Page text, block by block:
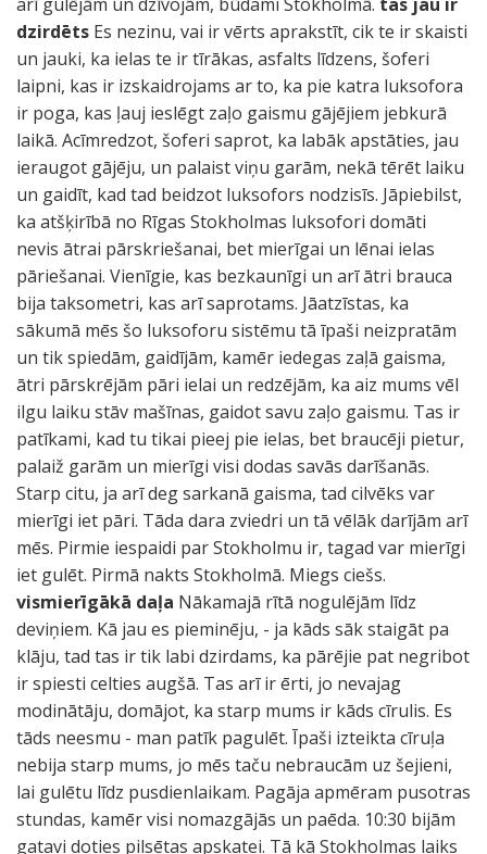
dzirdēts Es nezinu, vai ir vērts aprakstīt, cik te ir skaisti
un jauki, ka ielas te ir tīrākas, asfalts līdzens, šoferi
laipni, kas ir izskaidrojams ar to, ka pie katra luksofora
ir poga, kas ļauj ieslēgt zaļo gaismu gājējiem jebkurā
laikā. Acīmredzot, šoferi saprot, ka labāk apstāties, jau
ieraugot gājēju, un palaist viņu garām, nekā tērēt laiku
un gaidīt, kad tad beidzot luksofors nodzisīs. Jāpiebilst,
ka atšķirībā no Rīgas Stokholmas luksofori domāti
nevis ātrai pārskriešanai, bet mierīgai un lēnai ielas
pāriešanai. Vienīgie, kas bezkaunīgi un arī ātri brauca
bija taksometri, kas arī saprotams. Jāatzīstas, ka
sākumā mēs šo luksoforu sistēmu tā īpaši neizpratām
un tik spiedām, gaidījām, kamēr iedegas zaļā gaisma,
ātri pārskrējām pāri ielai un redzējām, ka aiz mums vēl
ilgu laiku stāv mašīnas, gaidot savu zaļo gaismu. Tas ir
patīkami, kad tu tikai pieej pie ielas, bet braucēji pietur,
palaiž garām un mierīgi visi dodas savās darīšanās.
Starp citu, ja arī deg sarkanā gaisma, tad cilvēks var
mierīgi iet pāri. Tāda dara zviedri un tā vēlāk darījām arī
mēs. Pirmie iespaidi par Stokholmu ir, tagad var mierīgi
iet gulēt. Pirmā nakts Stokholmā. Miegs ciešs.
vismierīgākā daļa Nākamajā rītā nogulējām līdz
deviņiem. Kā jau es pieminēju, - ja kāds sāk staigāt pa
klāju, tad tas ir tik labi dzirdams, ka pārējie pat negribot
ir spiesti celties augšā. Tas arī ir ērti, jo nevajag
modinātāju, domājot, ka starp mums ir kāds cīrulis. Es
tāds neesmu - man patīk pagulēt. Īpaši izteikta cīruļa
nebija starp mums, jo mēs taču nebraucām uz šejieni,
lai gulētu līdz pusdienlaikam. Pagāja apmēram pusotras
stundas, kamēr visi nomazgājās un paēda. 10:30 bijām
gatavi doties pilsētas apskatei. Tā kā Stokholmas laiks